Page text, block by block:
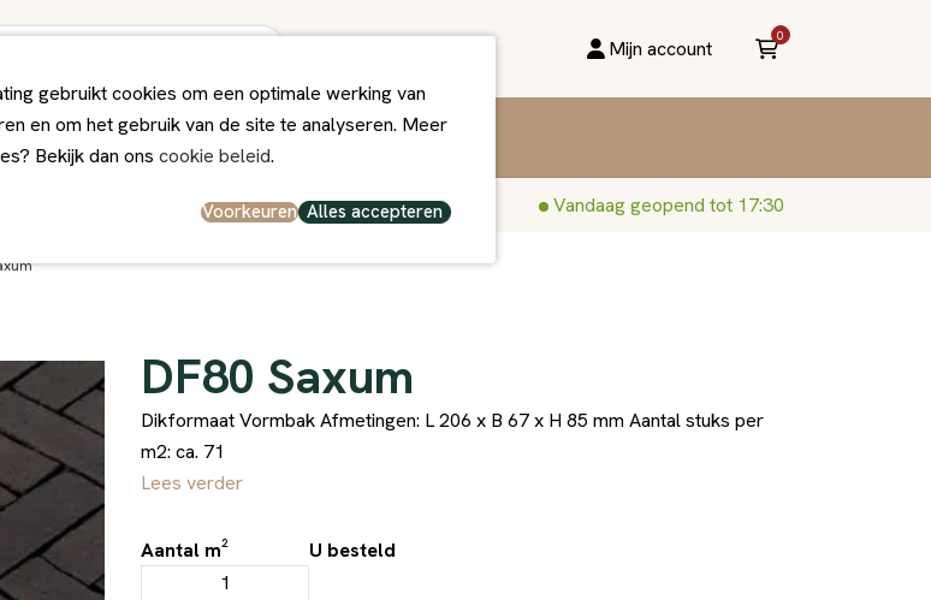
Mijn account
0
Vandaag geopend tot 17:30
DF80 Saxum
Dikformaat Vormbak Afmetingen: L 206 x B 67 x H 85 mm Aantal stuks per
m2: ca. 71
Lees verder
Aantal m² U besteld
gebruikt cookies om een optimale werking van
en om het gebruik van de site te analyseren. Meer
Bekijk dan ons cookie beleid.
Voorkeuren Alles accepteren